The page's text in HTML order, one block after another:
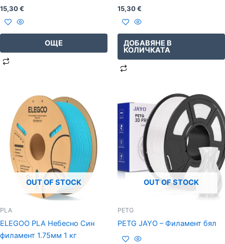
15,30€
ОЩЕ
15,30€
ДОБАВЯНЕ В
КОЛИЧКАТА
OUT OF STOCK
PLA
ELEGOO PLA Небесно Син
филамент 1.75мм 1 кг
OUT OF STOCK
PETG
PETG JAYO – Филамент бял